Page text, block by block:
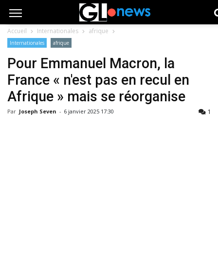
Accueil Internationales afrique
Internationales afrique
Pour Emmanuel Macron, la
France « n'est pas en recul en
Afrique » mais se réorganise
Par Joseph Seven - 6 janvier 2025 17:30 1